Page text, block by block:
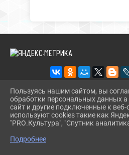
2026 Г. BIBL-UPOR.PAVKULT.RU
ВХОД
КАРТА САЙТА
Пользуясь нашим сайтом, вы
обработки персональных данных
сайт и другие подключенные к
используют cookies такие как
"PRO.Культура", "Спутник
Подробнее